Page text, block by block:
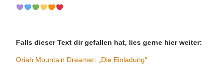
Falls dieser Text dir gefallen hat, lies gerne hier weiter:
Oriah Mountain Dreamer: „Die Einladung“